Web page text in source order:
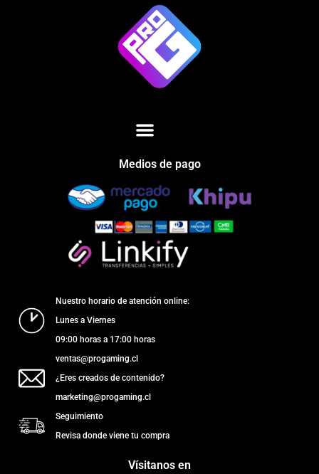
Medios de pago
Nuestro horario de atención online:
Lunes a Viernes
09:00 horas a 17:00 horas
ventas@progaming.cl
¿Eres creados de contenido?
marketing@progaming.cl
Seguimiento
Revisa donde viene tu compra
Vísitanos en